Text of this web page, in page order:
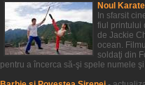
Noul
In sfarsit
fiul printului
de Jackie
ocean.
soldaţi din
pentru a încerca să-şi spele numele